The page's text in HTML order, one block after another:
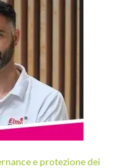
e protezione dei